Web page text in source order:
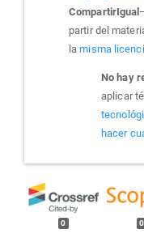
CompartirIgual
partir del
lamisma
No hay
aplicar
hacer
0 0